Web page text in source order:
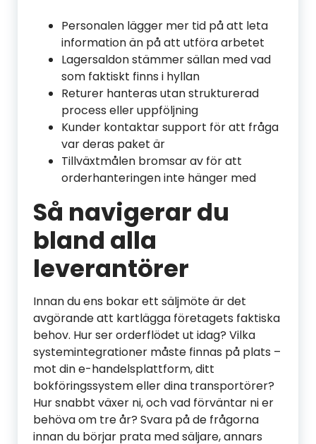
Personalen lägger mer tid på att leta
information än på att utföra arbetet
Lagersaldon stämmer sällan med vad
som faktiskt finns i hyllan
Returer hanteras utan strukturerad
process eller uppföljning
Kunder kontaktar support för att fråga
var deras paket är
Tillväxtmålen bromsar av för att
orderhanteringen inte hänger med
Så navigerar du
bland alla
leverantörer
Innan du ens bokar ett säljmöte är det
avgörande att kartlägga företagets faktiska
behov. Hur ser orderflödet ut idag? Vilka
systemintegrationer måste finnas på plats –
mot din e-handelsplattform, ditt
bokföringssystem eller dina transportörer?
Hur snabbt växer ni, och vad förväntar ni er
behöva om tre år? Svara på de frågorna
innan du börjar prata med säljare, annars